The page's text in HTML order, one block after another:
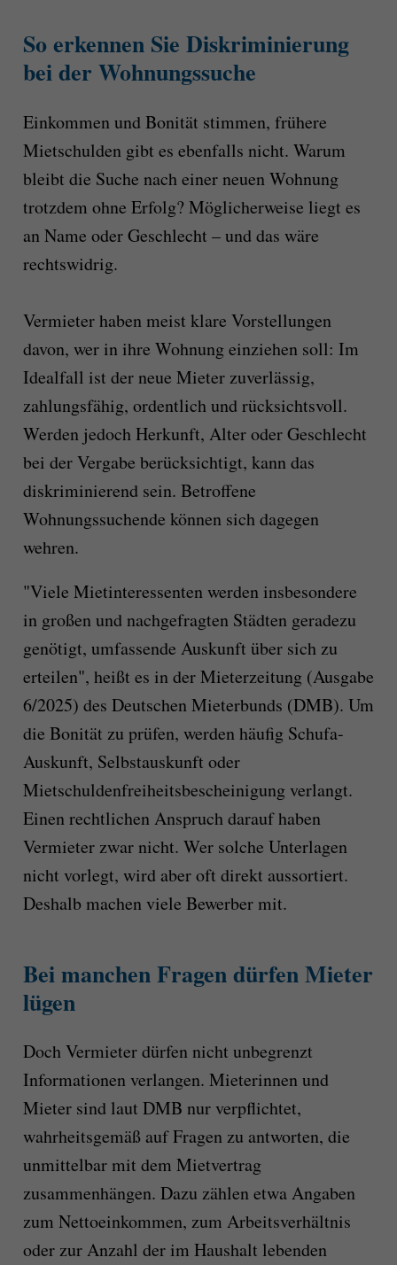
So erkennen Sie Diskriminierung
bei der Wohnungssuche
Einkommen und Bonität stimmen, frühere
Mietschulden gibt es ebenfalls nicht. Warum
bleibt die Suche nach einer neuen Wohnung
trotzdem ohne Erfolg? Möglicherweise liegt es
an Name oder Geschlecht – und das wäre
rechtswidrig.
Vermieter haben meist klare Vorstellungen
davon, wer in ihre Wohnung einziehen soll: Im
Idealfall ist der neue Mieter zuverlässig,
zahlungsfähig, ordentlich und rücksichtsvoll.
Werden jedoch Herkunft, Alter oder Geschlecht
bei der Vergabe berücksichtigt, kann das
diskriminierend sein. Betroffene
Wohnungssuchende können sich dagegen
wehren.
"Viele Mietinteressenten werden insbesondere
in großen und nachgefragten Städten geradezu
genötigt, umfassende Auskunft über sich zu
erteilen", heißt es in der Mieterzeitung (Ausgabe
6/2025) des Deutschen Mieterbunds (DMB). Um
die Bonität zu prüfen, werden häufig Schufa-
Auskunft, Selbstauskunft oder
Mietschuldenfreiheitsbescheinigung verlangt.
Einen rechtlichen Anspruch darauf haben
Vermieter zwar nicht. Wer solche Unterlagen
nicht vorlegt, wird aber oft direkt aussortiert.
Deshalb machen viele Bewerber mit.
Bei manchen Fragen dürfen Mieter
lügen
Doch Vermieter dürfen nicht unbegrenzt
Informationen verlangen. Mieterinnen und
Mieter sind laut DMB nur verpflichtet,
wahrheitsgemäß auf Fragen zu antworten, die
unmittelbar mit dem Mietvertrag
zusammenhängen. Dazu zählen etwa Angaben
zum Nettoeinkommen, zum Arbeitsverhältnis
oder zur Anzahl der im Haushalt lebenden